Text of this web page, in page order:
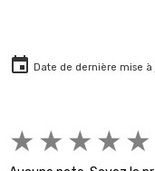
Date de dernière mise
★ ★ ★ ★ ★